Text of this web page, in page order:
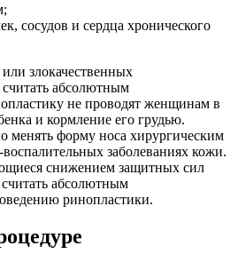
сосудов и сердца хронического
злокачественных
абсолютным
не проводят женщинам в
и кормление его грудью.
менять форму носа хирургическим
заболеваниях кожи.
снижением защитных сил
абсолютным
ринопластики.